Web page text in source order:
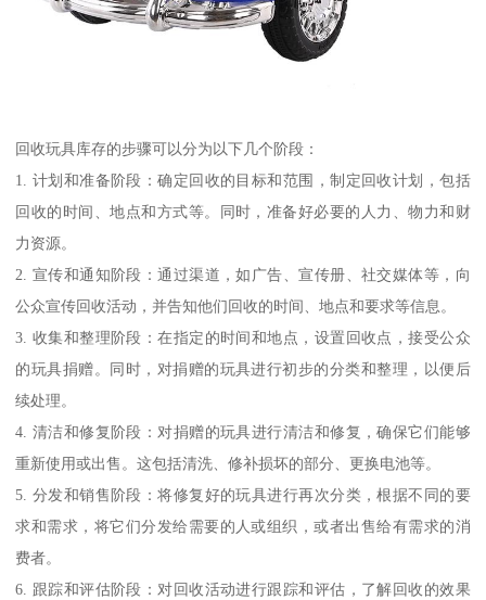
回收玩具库存的步骤可以分为以下几个阶段：
1. 计划和准备阶段：确定回收的目标和范围，制定回收计划，包括
回收的时间、地点和方式等。同时，准备好必要的人力、物力和财
力资源。
2. 宣传和通知阶段：通过渠道，如广告、宣传册、社交媒体等，向
公众宣传回收活动，并告知他们回收的时间、地点和要求等信息。
3. 收集和整理阶段：在指定的时间和地点，设置回收点，接受公众
的玩具捐赠。同时，对捐赠的玩具进行初步的分类和整理，以便后
续处理。
4. 清洁和修复阶段：对捐赠的玩具进行清洁和修复，确保它们能够
重新使用或出售。这包括清洗、修补损坏的部分、更换电池等。
5. 分发和销售阶段：将修复好的玩具进行再次分类，根据不同的要
求和需求，将它们分发给需要的人或组织，或者出售给有需求的消
费者。
6. 跟踪和评估阶段：对回收活动进行跟踪和评估，了解回收的效果